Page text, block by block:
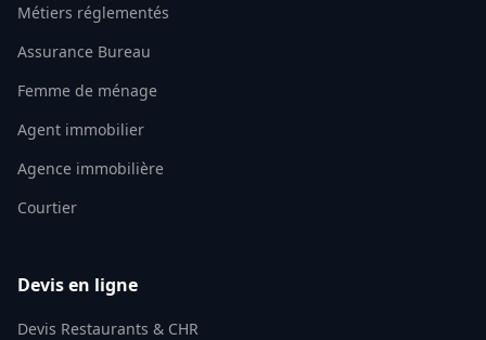
Métiers réglementés
Assurance Bureau
Femme de ménage
Agent immobilier
Agence immobilière
Courtier
Devis en ligne
Devis Restaurants & CHR